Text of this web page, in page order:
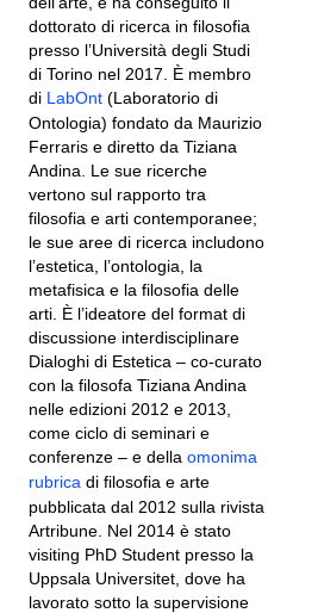
dottorato di ricerca in filosofia
presso l’Università degli Studi
di Torino nel 2017. È membro
di LabOnt (Laboratorio di
Ontologia) fondato da Maurizio
Ferraris e diretto da Tiziana
Andina. Le sue ricerche
vertono sul rapporto tra
filosofia e arti contemporanee;
le sue aree di ricerca includono
l’estetica, l’ontologia, la
metafisica e la filosofia delle
arti. È l’ideatore del format di
discussione interdisciplinare
Dialoghi di Estetica – co-curato
con la filosofa Tiziana Andina
nelle edizioni 2012 e 2013,
come ciclo di seminari e
conferenze – e della omonima
rubrica di filosofia e arte
pubblicata dal 2012 sulla rivista
Artribune. Nel 2014 è stato
visiting PhD Student presso la
Uppsala Universitet, dove ha
lavorato sotto la supervisione